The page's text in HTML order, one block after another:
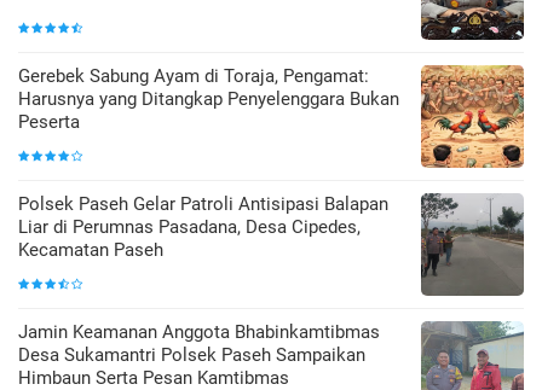
Gerebek Sabung Ayam di Toraja, Pengamat:
Harusnya yang Ditangkap Penyelenggara Bukan
Peserta
Polsek Paseh Gelar Patroli Antisipasi Balapan
Liar di Perumnas Pasadana, Desa Cipedes,
Kecamatan Paseh
Jamin Keamanan Anggota Bhabinkamtibmas
Desa Sukamantri Polsek Paseh Sampaikan
Himbaun Serta Pesan Kamtibmas